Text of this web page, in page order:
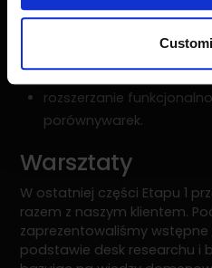
zakupie (np. słowniczek),
zwiększenie dostępności
zmiany w
rozszerzanie
porównywarek.
Warsztaty
W ostatniej części Etapu 1
razem z naszym klientem.
zaprezentowaliśmy
podstawie desk researchu i